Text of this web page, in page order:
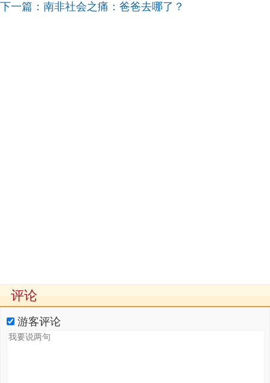
下一篇： 南非社会之痛：爸爸去哪了？
评论
游客评论